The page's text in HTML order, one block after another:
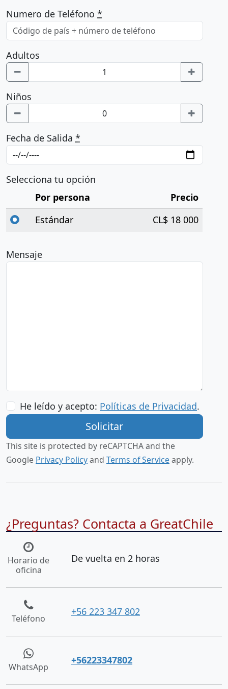
Numero de Teléfono *
Adultos
Niños
Fecha de Salida *
Selecciona tu opción
Por persona
Precio
Estándar
CL$ 18 000
Mensaje
He leído y acepto: Políticas de Privacidad.
This site is protected by reCAPTCHA and the
Google Privacy Policyand Terms of Service apply.
¿Preguntas? Contacta a GreatChile
Horario de
oficina
De vuelta en 2 horas
Teléfono
+56 223 347 802
WhatsApp
+56223347802